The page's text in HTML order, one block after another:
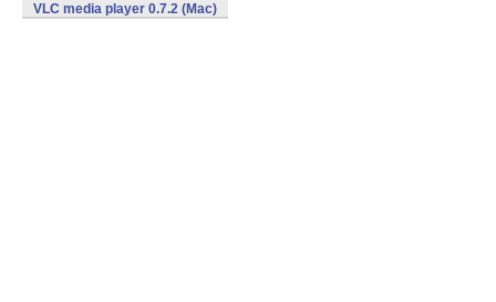
VLC media player 0.7.2 (Mac)